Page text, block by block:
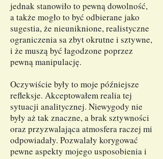
jednak stanowiło to pewną dowolność,
a także mogło to być odbierane jako
sugestia, że nieuniknione, realistyczne
ograniczenia sa zbyt okrutne i sztywne,
i że muszą być łagodzone poprzez
pewną manipulację.
Oczywiście były to moje późniejsze
refleksje. Akceptowałem realia tej
sytuacji analitycznej. Niewygody nie
były aż tak znaczne, a brak sztywności
oraz przyzwalająca atmosfera raczej mi
odpowiadały. Pozwalały korygować
pewne aspekty mojego usposobienia i